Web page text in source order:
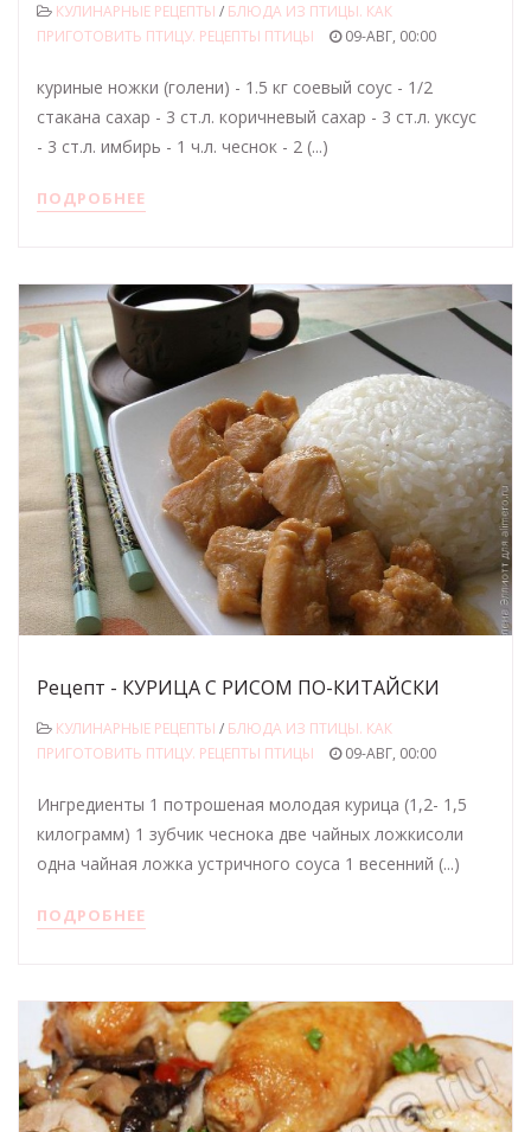
КУЛИНАРНЫЕ РЕЦЕПТЫ / БЛЮДА ИЗ ПТИЦЫ. КАК
ПРИГОТОВИТЬ ПТИЦУ. РЕЦЕПТЫ ПТИЦЫ
09-АВГ, 00:00
куриные ножки (голени) - 1.5 кг соевый соус - 1/2
стакана сахар - 3 ст.л. коричневый сахар - 3 ст.л. уксус
- 3 ст.л. имбирь - 1 ч.л. чеснок - 2 (...)
ПОДРОБНЕЕ
Рецепт - КУРИЦА С РИСОМ ПО-КИТАЙСКИ
КУЛИНАРНЫЕ РЕЦЕПТЫ / БЛЮДА ИЗ ПТИЦЫ. КАК
ПРИГОТОВИТЬ ПТИЦУ. РЕЦЕПТЫ ПТИЦЫ
09-АВГ, 00:00
Ингредиенты 1 потрошеная молодая курица (1,2- 1,5
килограмм) 1 зубчик чеснока две чайных ложкисоли
одна чайная ложка устричного соуса 1 весенний (...)
ПОДРОБНЕЕ